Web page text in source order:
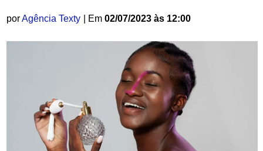
porAgência Texty | Em 02/07/2023 às 12:00